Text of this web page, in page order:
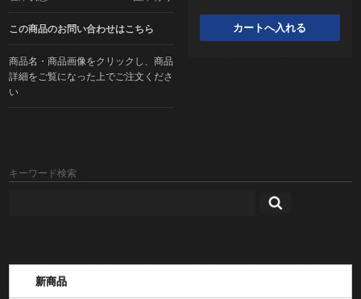
この商品のお問い合わせはこちら
商品名・商品画像をクリックし、商品
詳細をご覧になった上でご注文くださ
い
キーワード検索
新商品